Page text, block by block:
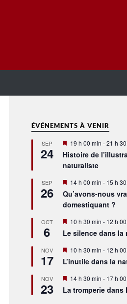
ÉVÉNEMENTS À VENIR
SEP
24
Mis
avant
19 h 00 min -21 h
Histoire de
naturaliste
SEP
26
Mis
en
avant
14 h 00 min - 15 h
Qu’avons-nous
domestiquant ?
OCT
6
Mis
avant
10 h 30 min - 12 h
Le silence dans la
NOV
17
Mis
en
avant
10 h 30 min - 12 h
L’inutile dans la
NOV
23
Mis
avant
14 h 30 min - 17 h
La tromperie dans